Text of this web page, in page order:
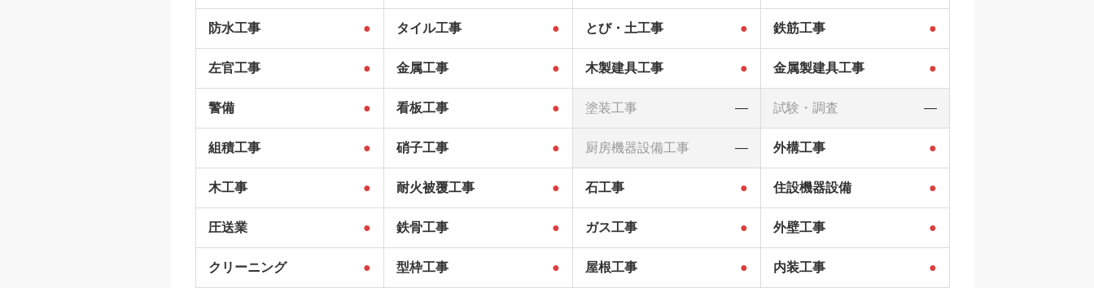
防水工事 ● タイル工事 ● とび・土工事 ● 鉄筋工事 ●
左官工事 ● 金属工事 ● 木製建具工事 ● 金属製建具工事 ●
警備 ● 看板工事 ● 塗装工事 ― 試験・調査 ―
組積工事 ● 硝子工事 ● 厨房機器設備工事 ― 外構工事 ●
木工事 ● 耐火被覆工事 ● 石工事 ● 住設機器設備 ●
圧送業 ● 鉄骨工事 ● ガス工事 ● 外壁工事 ●
クリーニング ● 型枠工事 ● 屋根工事 ● 内装工事 ●